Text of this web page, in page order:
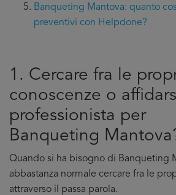
Banqueting Mantova: quanto
preventivi con Helpdone?
1. Cercare fra le
conoscenze o
professionista per
Banqueting
Quando si ha bisogno di Banqueting
abbastanza normale cercare fra le
attraverso il passa parola.